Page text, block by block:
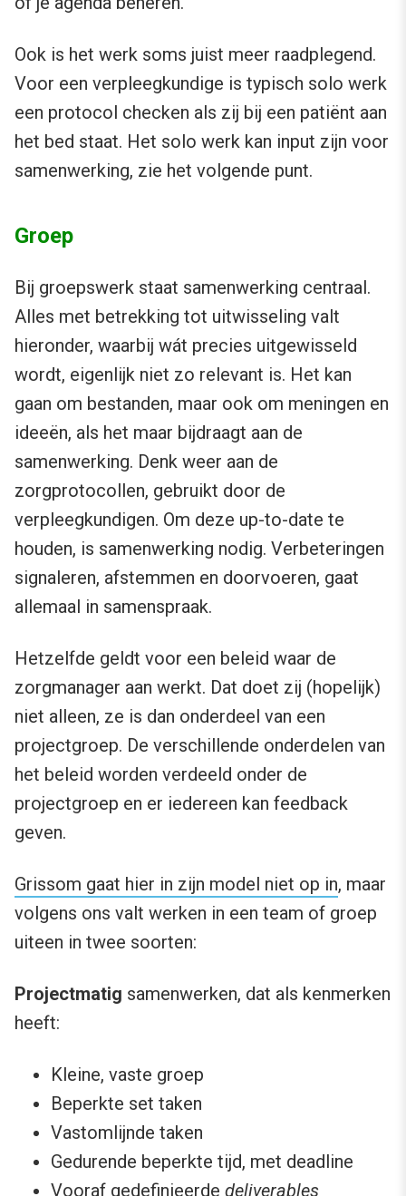
Ook is het werk soms juist meer raadplegend.
Voor een verpleegkundige is typisch solo werk
een protocol checken als zij bij een patiënt aan
het bed staat. Het solo werk kan input zijn voor
samenwerking, zie het volgende punt.
Groep
Bij groepswerk staat samenwerking centraal.
Alles met betrekking tot uitwisseling valt
hieronder, waarbij wát precies uitgewisseld
wordt, eigenlijk niet zo relevant is. Het kan
gaan om bestanden, maar ook om meningen en
ideeën, als het maar bijdraagt aan de
samenwerking. Denk weer aan de
zorgprotocollen, gebruikt door de
verpleegkundigen. Om deze up-to-date te
houden, is samenwerking nodig. Verbeteringen
signaleren, afstemmen en doorvoeren, gaat
allemaal in samenspraak.
Hetzelfde geldt voor een beleid waar de
zorgmanager aan werkt. Dat doet zij (hopelijk)
niet alleen, ze is dan onderdeel van een
projectgroep. De verschillende onderdelen van
het beleid worden verdeeld onder de
projectgroep en er iedereen kan feedback
geven.
Grissom gaat hier in zijn model niet op in, maar
volgens ons valt werken in een team of groep
uiteen in twee soorten:
Projectmatig samenwerken, dat als kenmerken
heeft:
Kleine, vaste groep
Beperkte set taken
Vastomlijnde taken
Gedurende beperkte tijd, met deadline
Vooraf gedefinieerde deliverables